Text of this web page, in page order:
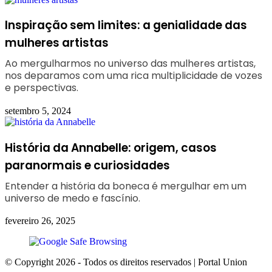
Inspiração sem limites: a genialidade das
mulheres artistas
Ao mergulharmos no universo das mulheres artistas,
nos deparamos com uma rica multiplicidade de vozes
e perspectivas.
setembro 5, 2024
História da Annabelle: origem, casos
paranormais e curiosidades
Entender a história da boneca é mergulhar em um
universo de medo e fascínio.
fevereiro 26, 2025
© Copyright 2026 - Todos os direitos reservados | Portal Union